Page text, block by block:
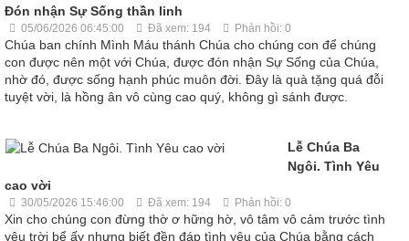
Đón nhận Sự Sống thần linh
05/06/2026 06:45:00 Đã xem: 194 Phản hồi: 0
Chúa ban chính Mình Máu thánh Chúa cho chúng con để chúng
con được nên một với Chúa, được đón nhận Sự Sống của Chúa,
nhờ đó, được sống hạnh phúc muôn đời. Đây là quà tặng quá đỗi
tuyệt vời, là hồng ân vô cùng cao quý, không gì sánh được.
Lễ Chúa Ba
Ngôi. Tình Yêu
cao vời
30/05/2026 15:46:00 Đã xem: 194 Phản hồi: 0
Xin cho chúng con đừng thờ ơ hững hờ, vô tâm vô cảm trước tình
yêu trời bể ấy nhưng biết đền đáp tình yêu của Chúa bằng cách